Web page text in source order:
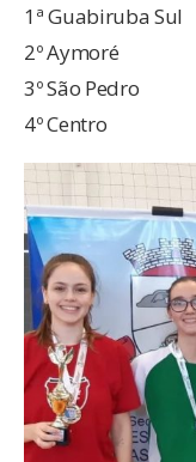
1ª Guabiruba Sul
2º Aymoré
3º São Pedro
4º Centro